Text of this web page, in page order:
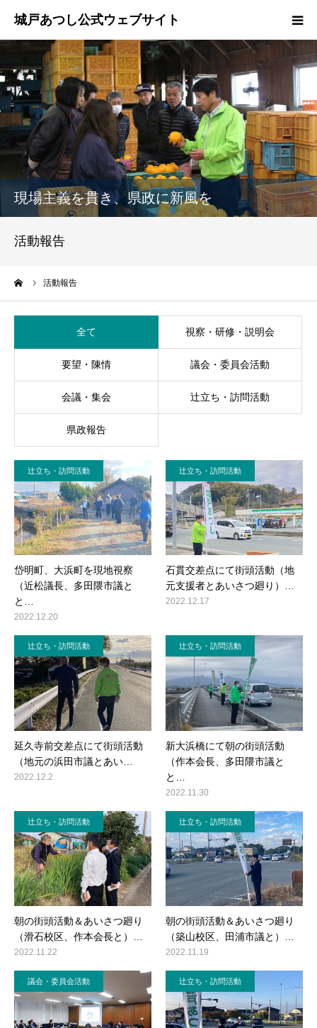
現場主義を貫き、県政に新風を
活動報告
活動報告
全て 視察・研修・説明会
要望・陳情 議会・委員会活動
会議・集会 辻立ち・訪問活動
県政報告
辻立ち・訪問活動
岱明町、大浜町を現地視察
（近松議長、多田隈市議と
と…
2022.12.20
辻立ち・訪問活動
石貫交差点にて街頭活動（地
元支援者とあいさつ廻り）…
2022.12.17
辻立ち・訪問活動
延久寺前交差点にて街頭活動
（地元の浜田市議とあい…
2022.12.2
辻立ち・訪問活動
新大浜橋にて朝の街頭活動
（作本会長、多田隈市議と
と…
2022.11.30
辻立ち・訪問活動
朝の街頭活動＆あいさつ廻り
（滑石校区、作本会長と）…
2022.11.22
辻立ち・訪問活動
朝の街頭活動＆あいさつ廻り
（築山校区、田浦市議と）…
2022.11.19
議会・委員会活動 辻立ち・訪問活動
ホーム
ご挨拶
プロフィール
政策
ブログ